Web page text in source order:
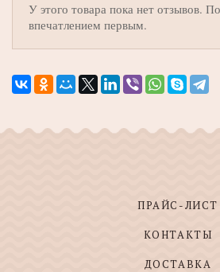
У этого товара пока нет отзывов.
впечатлением первым.
ПРАЙС-ЛИСТ
КОНТАКТЫ
ДОСТАВКА